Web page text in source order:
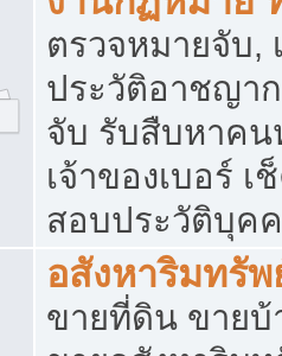
ตรวจหมายจับ,
ประวัติอาชญา
จับ รับสืบหาคน
เจ้าของเบอร์
สอบประวัติบุค
อสังหาริมทรัพ
ขายที่ดิน ขายบ้